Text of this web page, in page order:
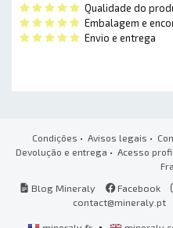
Qualidade do
Embalagem e
Envio e entrega
Condições • Avisos legais •
Devolução e entrega • Acesso
Blog Mineraly
Facebook
contact@mineraly.pt